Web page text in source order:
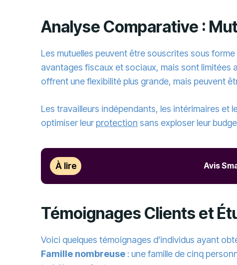
Analyse Comparative :
Les mutuelles peuvent être souscrites sous
avantages fiscaux et sociaux, mais sont limitées
offrent une flexibilité plus grande, mais peuvent
Les travailleurs indépendants, les intérimaires et
optimiser leur protection sans exploser leur
À lire Avis
Témoignages Clients et
Voici quelques témoignages d’individus ayant
Famille nombreuse : une famille de cinq